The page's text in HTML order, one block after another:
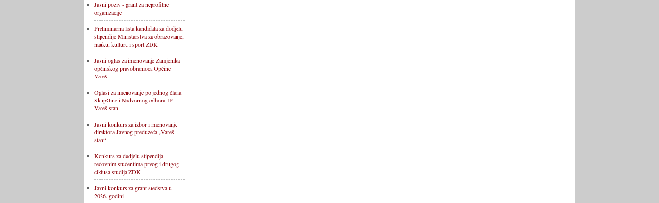
Javni poziv - grant za neprofitne
organizacije
Preliminarna lista kandidata za dodjelu
stipendije Ministarstva za obrazovanje,
nauku, kulturu i sport ZDK
Javni oglas za imenovanje Zamjenika
općinskog pravobranioca Općine
Vareš
Oglasi za imenovanje po jednog člana
Skupštine i Nadzornog odbora JP
Vareš stan
Javni konkurs za izbor i imenovanje
direktora Javnog preduzeća „Vareš-
stan“
Konkurs za dodjelu stipendija
redovnim studentima prvog i drugog
ciklusa studija ZDK
Javni konkurs za grant sredstva u
2026. godini